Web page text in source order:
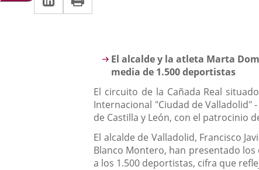
aplicación
a
aplicaciónDescripción
El alcalde y la atleta Marta
media de 1.500 deportistas
El circuito de la Cañada Real
Internacional "Ciudad de Valladolid"
de Castilla y León, con el patrocinio
El alcalde de Valladolid, Francisco
Blanco Montero, han presentado
a los 1.500 deportistas, cifra que